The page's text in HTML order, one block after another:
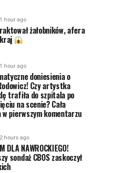
1 hour ago
żałobników, afera
1 hour ago
doniesienia o
Czy artystka
trafiła do szpitala po
na scenie? Cała
pierwszym komentarzu
2 hours ago
DLA NAWROCKIEGO!
sondaż CBOS zaskoczył